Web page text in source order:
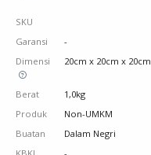
SKU
Garansi
-
Dimensi
20cm x 20cm x 20cm
Berat
1,0kg
Produk
Non-UMKM
Buatan
Dalam Negri